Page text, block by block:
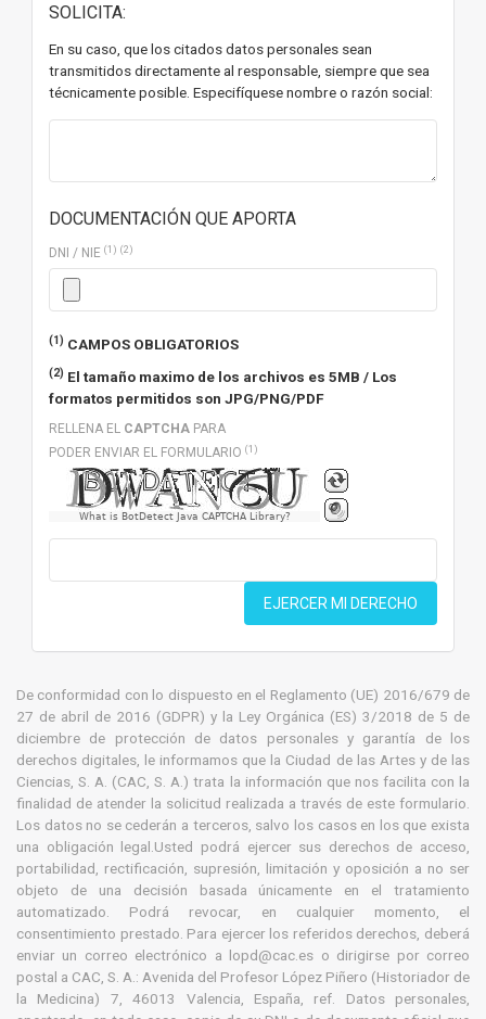
SOLICITA:
En su caso, que los citados datos personales sean
transmitidos directamente al responsable, siempre que sea
técnicamente posible. Especifíquese nombre o razón social:
DOCUMENTACIÓN QUE APORTA
DNI / NIE (1) (2)
(1) CAMPOS OBLIGATORIOS
(2) El tamaño maximo de los archivos es 5MB / Los
formatos permitidos son JPG/PNG/PDF
RELLENA EL CAPTCHA PARA
PODER ENVIAR EL FORMULARIO (1)
What is BotDetect Java CAPTCHA Library?
EJERCER MI DERECHO
De conformidad con lo dispuesto en el Reglamento (UE) 2016/679 de
27 de abril de 2016 (GDPR) y la Ley Orgánica (ES) 3/2018 de 5 de
diciembre de protección de datos personales y garantía de los
derechos digitales, le informamos que la Ciudad de las Artes y de las
Ciencias, S. A. (CAC, S. A.) trata la información que nos facilita con la
finalidad de atender la solicitud realizada a través de este formulario.
Los datos no se cederán a terceros, salvo los casos en los que exista
una obligación legal.Usted podrá ejercer sus derechos de acceso,
portabilidad, rectificación, supresión, limitación y oposición a no ser
objeto de una decisión basada únicamente en el tratamiento
automatizado. Podrá revocar, en cualquier momento, el
consentimiento prestado. Para ejercer los referidos derechos, deberá
enviar un correo electrónico a lopd@cac.es o dirigirse por correo
postal a CAC, S. A.: Avenida del Profesor López Piñero (Historiador de
la Medicina) 7, 46013 Valencia, España, ref. Datos personales,